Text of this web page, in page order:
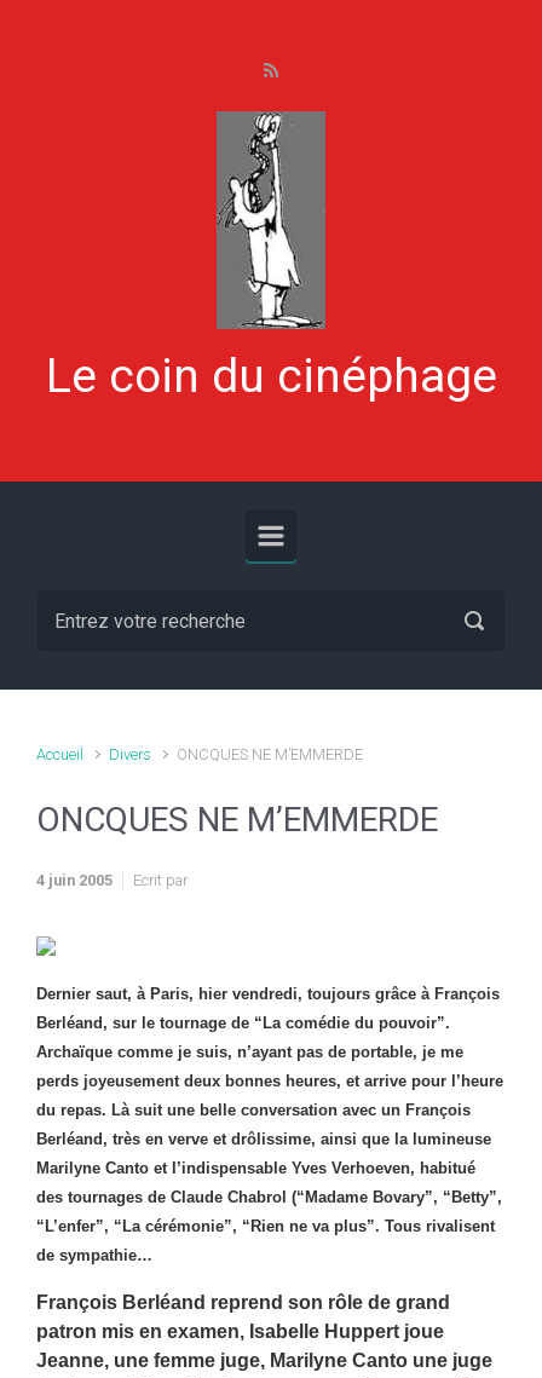
Le coin du cinéphage
Accueil Divers ONCQUES NE M’EMMERDE
ONCQUES NE M’EMMERDE
4 juin 2005 Ecrit par
Dernier saut, à Paris, hier vendredi, toujours grâce à François
Berléand, sur le tournage de “La comédie du pouvoir”.
Archaïque comme je suis, n’ayant pas de portable, je me
perds joyeusement deux bonnes heures, et arrive pour l’heure
du repas. Là suit une belle conversation avec un François
Berléand, très en verve et drôlissime, ainsi que la lumineuse
Marilyne Canto et l’indispensable Yves Verhoeven, habitué
des tournages de Claude Chabrol (“Madame Bovary”, “Betty”,
“L’enfer”, “La cérémonie”, “Rien ne va plus”. Tous rivalisent
de sympathie…
François Berléand reprend son rôle de grand
patron mis en examen, Isabelle Huppert joue
Jeanne, une femme juge, Marilyne Canto une juge